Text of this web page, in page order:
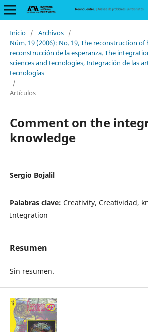
Inicio / Archivos /
Núm. 19 (2006): No. 19, The reconstruction of
reconstrucción de la esperanza. The
sciences and tecnologies, Integración de las
tecnologías
/
Artículos
Comment on the
knowledge
Sergio Bojalil
Palabras clave: Creativity, Creatividad,
Integration
Resumen
Sin resumen.